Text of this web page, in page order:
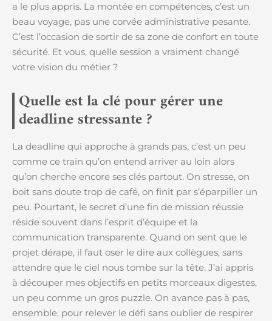
a le plus appris. La montée en compétences, c’est un
beau voyage, pas une corvée administrative pesante.
C’est l’occasion de sortir de sa zone de confort en toute
sécurité. Et vous, quelle session a vraiment changé
votre vision du métier ?
Quelle est la clé pour gérer une
deadline stressante ?
La deadline qui approche à grands pas, c’est un peu
comme ce train qu’on entend arriver au loin alors
qu’on cherche encore ses clés partout. On stresse, on
boit sans doute trop de café, on finit par s’éparpiller un
peu. Pourtant, le secret d’une fin de mission réussie
réside souvent dans l’esprit d’équipe et la
communication transparente. Quand on sent que le
projet dérape, il faut oser le dire aux collègues, sans
attendre que le ciel nous tombe sur la tête. J’ai appris
à découper mes objectifs en petits morceaux digestes,
un peu comme un gros puzzle. On avance pas à pas,
ensemble, pour relever le défi sans oublier de respirer